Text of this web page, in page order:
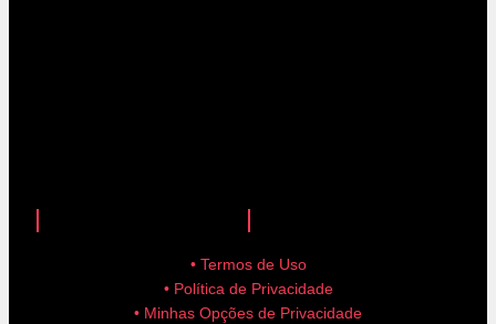
• Termos de Uso
• Política de Privacidade
• Minhas Opções de Privacidade